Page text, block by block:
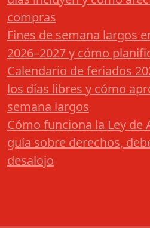
compras
Fines de semana largos
2026–2027 y cómo
Calendario de feriados
los días libres y cómo
semana largos
Cómo funciona la Ley de
guía sobre derechos,
desalojo